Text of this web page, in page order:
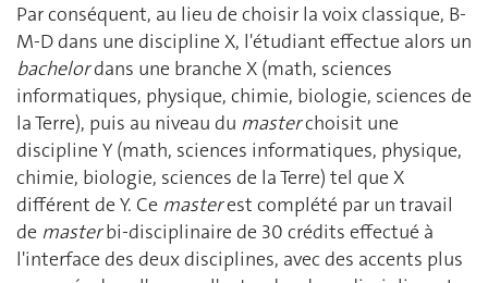
Par conséquent, au lieu de choisir la voix classique, B-
M-D dans une discipline X, l'étudiant effectue alors un
bachelordans une branche X (math, sciences
informatiques, physique, chimie, biologie, sciences de
la Terre), puis au niveau du masterchoisit une
discipline Y (math, sciences informatiques, physique,
chimie, biologie, sciences de la Terre) tel que X
différent de Y. Ce masterest complété par un travail
de masterbi-disciplinaire de 30 crédits effectué à
l'interface des deux disciplines, avec des accents plus